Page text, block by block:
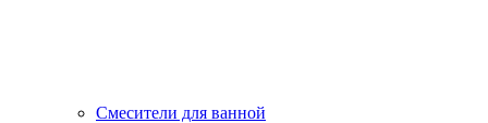
Смесители для ванной